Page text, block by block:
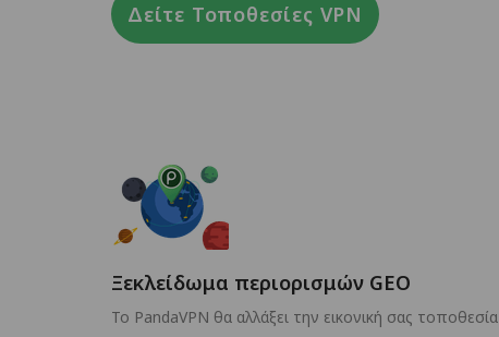
Δείτε Τοποθεσίες VPN
Ξεκλείδωμα περιορισμών GEO
Το PandaVPN θα αλλάξει την εικονική σας τοποθεσία